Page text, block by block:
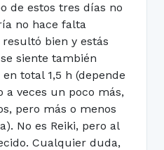
de estos tres días no
no hace falta
bien y estás
siente también
total 1,5 h (depende
a veces un poco más,
pero más o menos
No es Reiki, pero al
Cualquier duda,